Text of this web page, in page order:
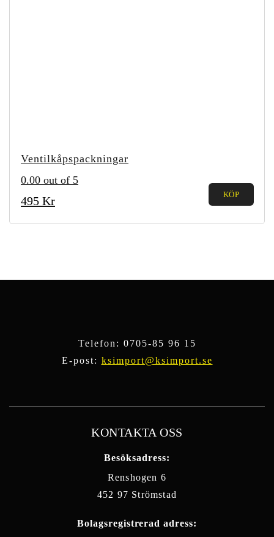
Ventilkåpspackningar
0.00 out of 5
495 Kr KÖP
Telefon: 0705-85 96 15
E-post: ksimport@ksimport.se
KONTAKTA OSS
Besöksadress:
Renshogen 6
452 97 Strömstad
Bolagsregistrerad adress: